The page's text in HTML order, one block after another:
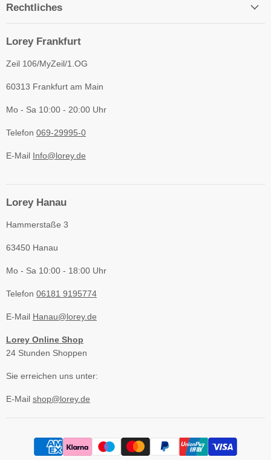
Rechtliches
Lorey Frankfurt
Zeil 106/MyZeil/1.OG
60313 Frankfurt am Main
Mo - Sa 10:00 - 20:00 Uhr
Telefon 069-29995-0
E-Mail Info@lorey.de
Lorey Hanau
Hammerstaße 3
63450 Hanau
Mo - Sa 10:00 - 18:00 Uhr
Telefon 06181 9195774
E-Mail Hanau@lorey.de
Lorey Online Shop
24 Stunden Shoppen
Sie erreichen uns unter:
E-Mail shop@lorey.de